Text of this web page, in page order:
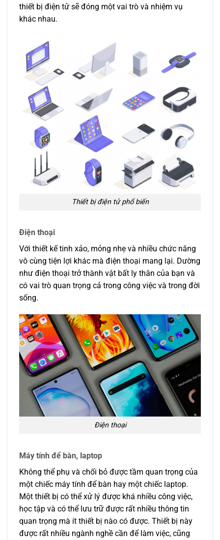
thiết bị điện tử sẽ đóng một vai trò và nhiệm vụ
khác nhau.
Thiết bị điện tử phổ biến
Điện thoại
Với thiết kế tinh xảo, mỏng nhẹ và nhiều chức năng
vô cùng tiện lợi khác mà điện thoại mang lại. Dường
như điện thoại trở thành vật bất ly thân của bạn và
có vai trò quan trọng cả trong công việc và trong đời
sống.
Điện thoại
Máy tính để bàn, laptop
Không thể phụ và chối bỏ được tầm quan trọng của
một chiếc máy tính để bàn hay một chiếc laptop.
Một thiết bị có thể xử lý được khá nhiều công việc,
học tập và có thể lưu trữ được rất nhiều thông tin
quan trọng mà ít thiết bị nào có được. Thiết bị này
được rất nhiều ngành nghề cần để làm việc, cũng